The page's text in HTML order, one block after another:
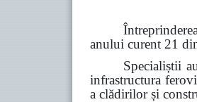
anului curent 21
Specialiștii
infrastructura
a clădirilor și